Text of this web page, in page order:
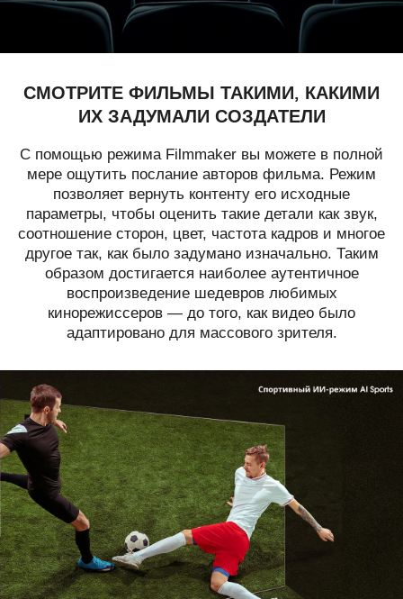
СМОТРИТЕ ФИЛЬМЫ ТАКИМИ, КАКИМИ
ИХ ЗАДУМАЛИ СОЗДАТЕЛИ
С помощью режима Filmmaker вы можете в полной
мере ощутить послание авторов фильма. Режим
позволяет вернуть контенту его исходные
параметры, чтобы оценить такие детали как звук,
соотношение сторон, цвет, частота кадров и многое
другое так, как было задумано изначально. Таким
образом достигается наиболее аутентичное
воспроизведение шедевров любимых
кинорежиссеров — до того, как видео было
адаптировано для массового зрителя.